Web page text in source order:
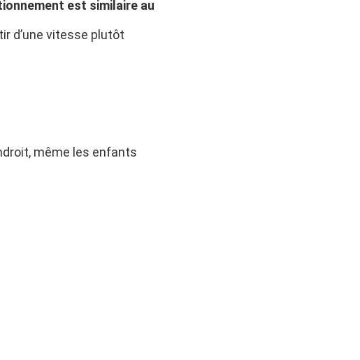
est similaire au
d’une vitesse plutôt
même les enfants